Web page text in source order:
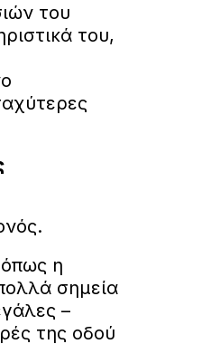
του
του,
η
σημεία
–
της οδού